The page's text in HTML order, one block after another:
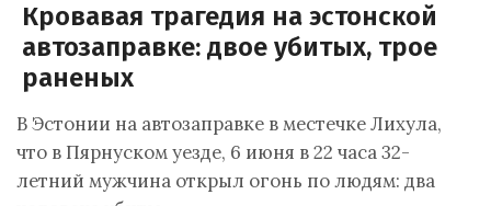
Кровавая трагедия на эстонской
автозаправке: двое убитых, трое
раненых
В Эстонии на автозаправке в местечке Лихула,
что в Пярнуском уезде, 6 июня в 22 часа 32-
летний мужчина открыл огонь по людям: два